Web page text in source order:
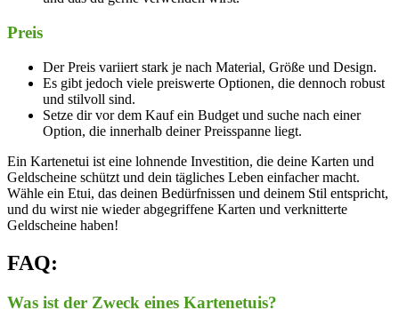
Preis
Der Preis variiert stark je nach Material, Größe und Design.
Es gibt jedoch viele preiswerte Optionen, die dennoch robust
und stilvoll sind.
Setze dir vor dem Kauf ein Budget und suche nach einer
Option, die innerhalb deiner Preisspanne liegt.
Ein Kartenetui ist eine lohnende Investition, die deine Karten und
Geldscheine schützt und dein tägliches Leben einfacher macht.
Wähle ein Etui, das deinen Bedürfnissen und deinem Stil entspricht,
und du wirst nie wieder abgegriffene Karten und verknitterte
Geldscheine haben!
FAQ:
Was ist der Zweck eines Kartenetuis?